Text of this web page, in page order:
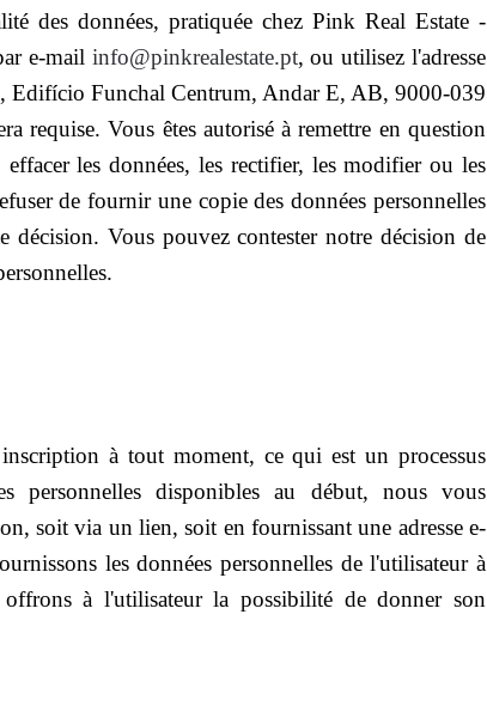
des données, pratiquée chez Pink Real Estate -
e-mail info@pinkrealestate.pt, ou utilisez l'adresse
Edifício Funchal Centrum, Andar E, AB, 9000-039
requise. Vous êtes autorisé à remettre en question
les données, les rectifier, les modifier ou les
de fournir une copie des données personnelles
Vous pouvez contester notre décision de
à tout moment, ce qui est un processus
personnelles disponibles au début, nous vous
soit via un lien, soit en fournissant une adresse e-
les données personnelles de l'utilisateur à
à l'utilisateur la possibilité de donner son